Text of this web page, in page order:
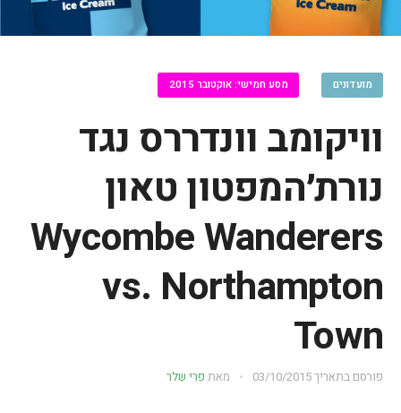
מועדונים מסע חמישי: אוקטובר 2015
וויקומב וונדררס נגד
נורת׳המפטון טאון
Wycombe Wanderers
vs. Northampton
Town
פורסם בתאריך03/10/2015 מאת פרי שלר